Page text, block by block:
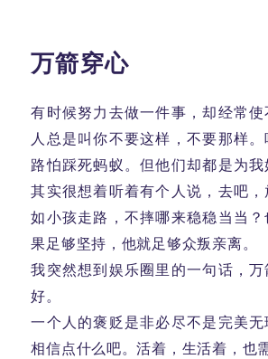
万箭穿心
有时候努力去做一件事，却经常
人总是叫你不要这样，不要那样
路怕踩死蚂蚁。但他们却都是为我
其实很想着听着有个人说，去吧
如小孩走路，不摔哪来稳稳当当
果足够坚持，他就足够众叛亲离。
我突然想到娱乐圈里的一句话，
好。
一个人的褒贬是非必尽不是完美
相信点什么吧。活着，生活着，也